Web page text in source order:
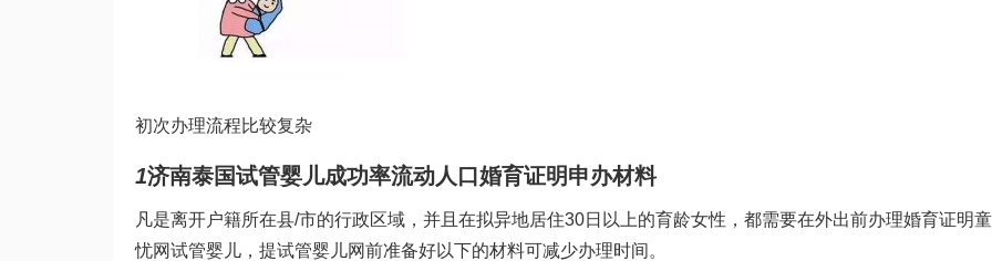
初次办理流程比较复杂
1济南泰国试管婴儿成功率流动人口婚育证明申办材料
凡是离开户籍所在县/市的行政区域，并且在拟异地居住30日以上的育龄女性，都需要在外出前办理婚育证明
忧网试管婴儿 ，提试管婴儿网前准备好以下的材料可减少办理时间。